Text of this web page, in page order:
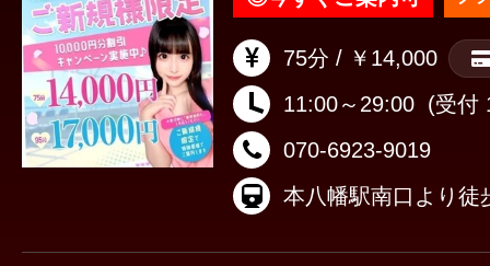
75分 / ￥14,000
11:00～29:00 (受付
070-6923-9019
本八幡駅南口より徒